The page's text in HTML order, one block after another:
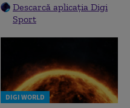
Descarcă aplicația Digi
Sport
DIGI WORLD